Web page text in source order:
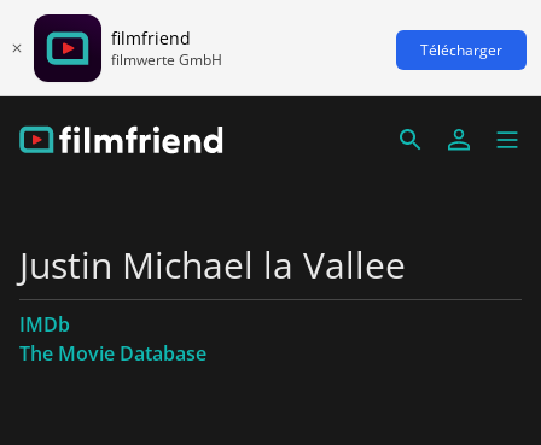
filmfriend
filmwerte GmbH Télécharger
Justin Michael la Vallee
IMDb
The Movie Database